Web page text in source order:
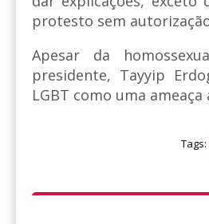
protesto sem
Apesar da
presidente, Tayyip
LGBT como uma
Tags: